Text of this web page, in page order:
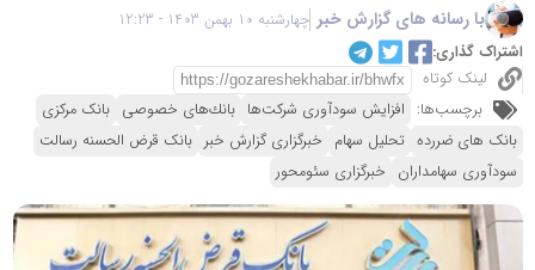
با رسانه های گزارش خبر چهارشنبه 10 بهمن 1403 - 12:23
اشتراک گذاری:
لینک کوتاه
برچسب‌ها: افزایش سودآوری شرکت‌ها بانك‌های خصوصی بانک مرکزی
بانک های ضررده تحلیل سهام خبرگزاری گزارش خبر بانک قرض الحسنه رسالت
سودآوری سهامداران خبرگزاری سئومحور